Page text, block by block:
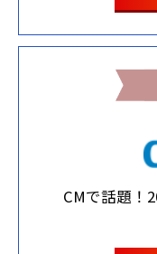
CMで話題！